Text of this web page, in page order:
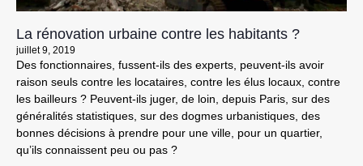
La rénovation urbaine contre les habitants ?
juillet 9, 2019
Des fonctionnaires, fussent-ils des experts, peuvent-ils avoir
raison seuls contre les locataires, contre les élus locaux, contre
les bailleurs ? Peuvent-ils juger, de loin, depuis Paris, sur des
généralités statistiques, sur des dogmes urbanistiques, des
bonnes décisions à prendre pour une ville, pour un quartier,
qu’ils connaissent peu ou pas ?